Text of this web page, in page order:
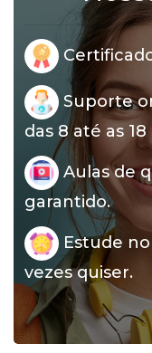
Suporte
das 8 até as 18
Aulas de
garantido.
Estude
vezes quiser.